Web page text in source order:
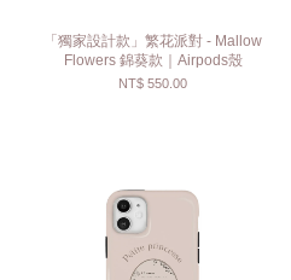
「獨家設計款」繁花派對 - Mallow
Flowers 錦葵款｜Airpods殼
NT$ 550.00